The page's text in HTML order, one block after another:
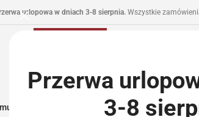
Przerwa
3-8
urlopowa w dniach 3-8 sierpnia. Wszystkie
I Zasilanie Części I Tuning HPA